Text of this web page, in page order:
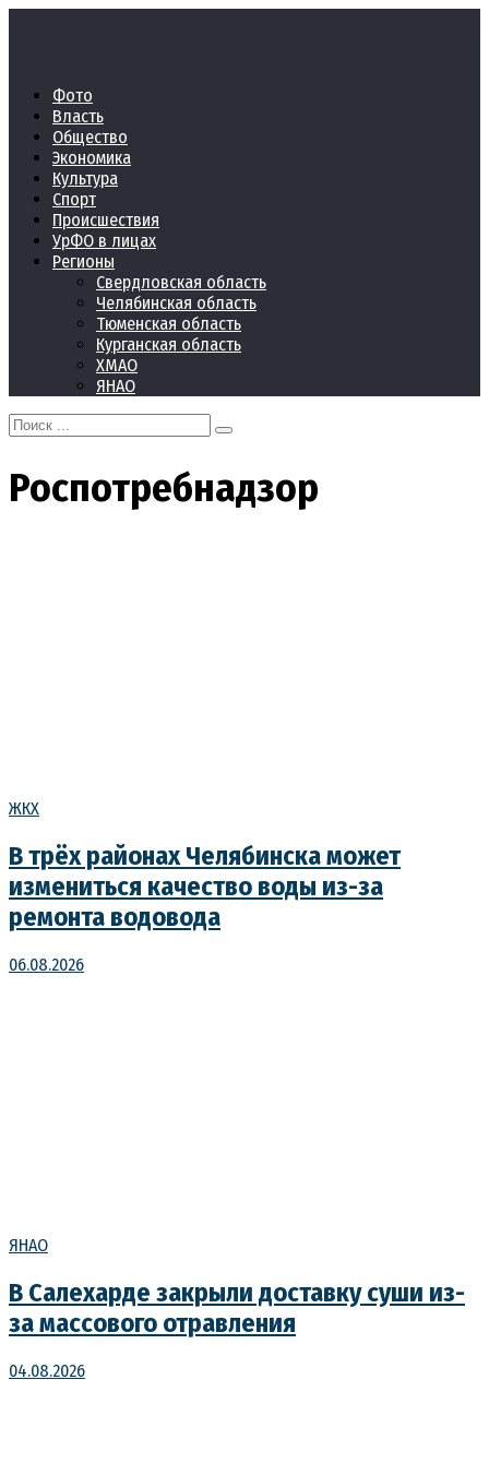
Фото
Власть
Общество
Экономика
Культура
Спорт
Происшествия
УрФО в лицах
Регионы
Свердловская область
Челябинская область
Тюменская область
Курганская область
ХМАО
ЯНАО
Search
for:
Роспотребнадзор
ЖКХ
В трёх районах Челябинска может
измениться качество воды из-за
ремонта водовода
06.08.2026
ЯНАО
В Салехарде закрыли доставку суши из-
за массового отравления
04.08.2026